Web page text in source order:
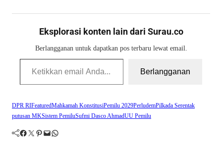
Eksplorasi konten lain dari Surau.co
Berlangganan untuk dapatkan pos terbaru lewat email.
Ketikkan email Anda...
Berlangganan
DPR RIFeaturedMahkamah KonstitusiPemilu 2029PerludemPilkada Serentak
putusan MKSistem PemiluSufmi Dasco AhmadUU Pemilu
Facebook Twitter Pinterest Mail WhatsApp